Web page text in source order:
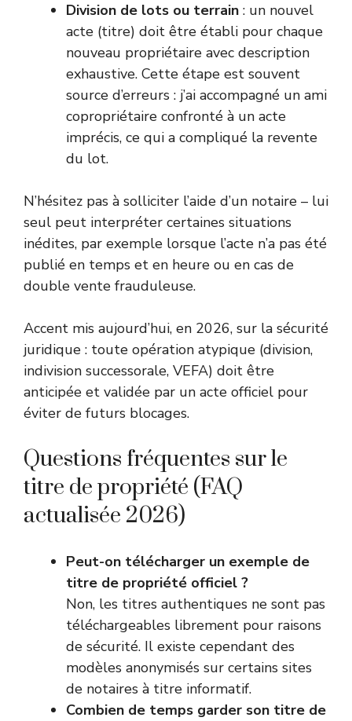
Division de lots ou terrain : un nouvel
acte (titre) doit être établi pour chaque
nouveau propriétaire avec description
exhaustive. Cette étape est souvent
source d’erreurs : j’ai accompagné un ami
copropriétaire confronté à un acte
imprécis, ce qui a compliqué la revente
du lot.
N’hésitez pas à solliciter l’aide d’un notaire – lui
seul peut interpréter certaines situations
inédites, par exemple lorsque l’acte n’a pas été
publié en temps et en heure ou en cas de
double vente frauduleuse.
Accent mis aujourd’hui, en 2026, sur la sécurité
juridique : toute opération atypique (division,
indivision successorale, VEFA) doit être
anticipée et validée par un acte officiel pour
éviter de futurs blocages.
Questions fréquentes sur le
titre de propriété (FAQ
actualisée 2026)
Peut-on télécharger un exemple de
titre de propriété officiel ?
Non, les titres authentiques ne sont pas
téléchargeables librement pour raisons
de sécurité. Il existe cependant des
modèles anonymisés sur certains sites
de notaires à titre informatif.
Combien de temps garder son titre de